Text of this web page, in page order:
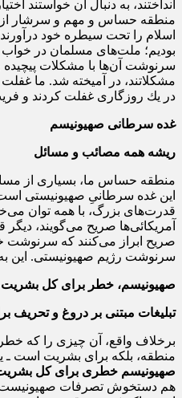
انداختند، به دنبال آن خواستند
منطقه‌ حساس و مهم و سرشار از
اسلام را تحت سیطره‌ خود
بودیم؛ ملت‌هاى مسلمان در خواب
سرنوشت آن‌ها با مشكلات
مشكلاتند، در آمیخته شد. ما
در یك روزگارى غفلت كردند و
غده سرطانی صهیونیسم
ریشه همه مصائب و مسائل
منطقه‌ حساس ما، بسیارى از
این غده‌ سرطانىِ صهیونیستى
قدرت‌هاى بزرگ، با همه‌ توان
آمریكائى‌ها صریح می‌گویند،
صریح ابراز می‌كنند كه سرنوشت
سرنوشت رژیم صهیونیستى. این به
صهیونیسم، خطر برای کل بشریت
تبلیغات مبتنی بر دروغ و تحریف
برخلاف واقع، آن چیزى را كه
منطقه، بلكه براى بشریت است ـ
صهیونیسم خطرى براى كل
هم دستخوش تصرفات